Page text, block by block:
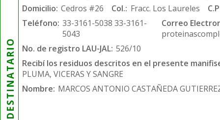
DESTINATARIO
Domicilio: Cedros #26 Col.: Fracc. Los Laureles
Teléfono: 33-3161-5038 33-3161-
5043
Correo
No. de registro LAU-JAL: 526/10
Recibí los residuos descritos en el presente
PLUMA, VICERAS Y SANGRE
Nombre: MARCOS ANTONIO CASTAÑEDA